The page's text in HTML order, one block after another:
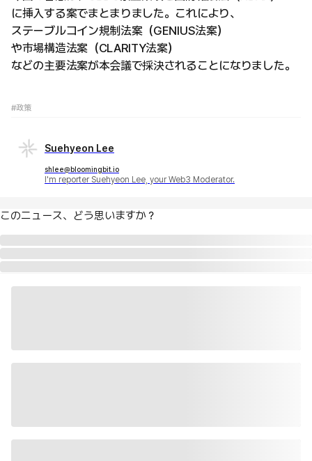
に挿入する案でまとまりました。これにより、
ステーブルコイン規制法案（GENIUS法案）
や市場構造法案（CLARITY法案）
などの主要法案が本会議で採決されることになりました。
#政策
Suehyeon Lee
shlee@bloomingbit.io
I'm reporter Suehyeon Lee, your Web3 Moderator.
このニュース、どう思いますか？